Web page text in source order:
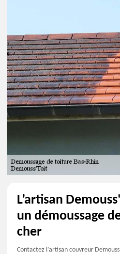
L’artisan
un démoussage
cher
Contactez l’artisan couvreur